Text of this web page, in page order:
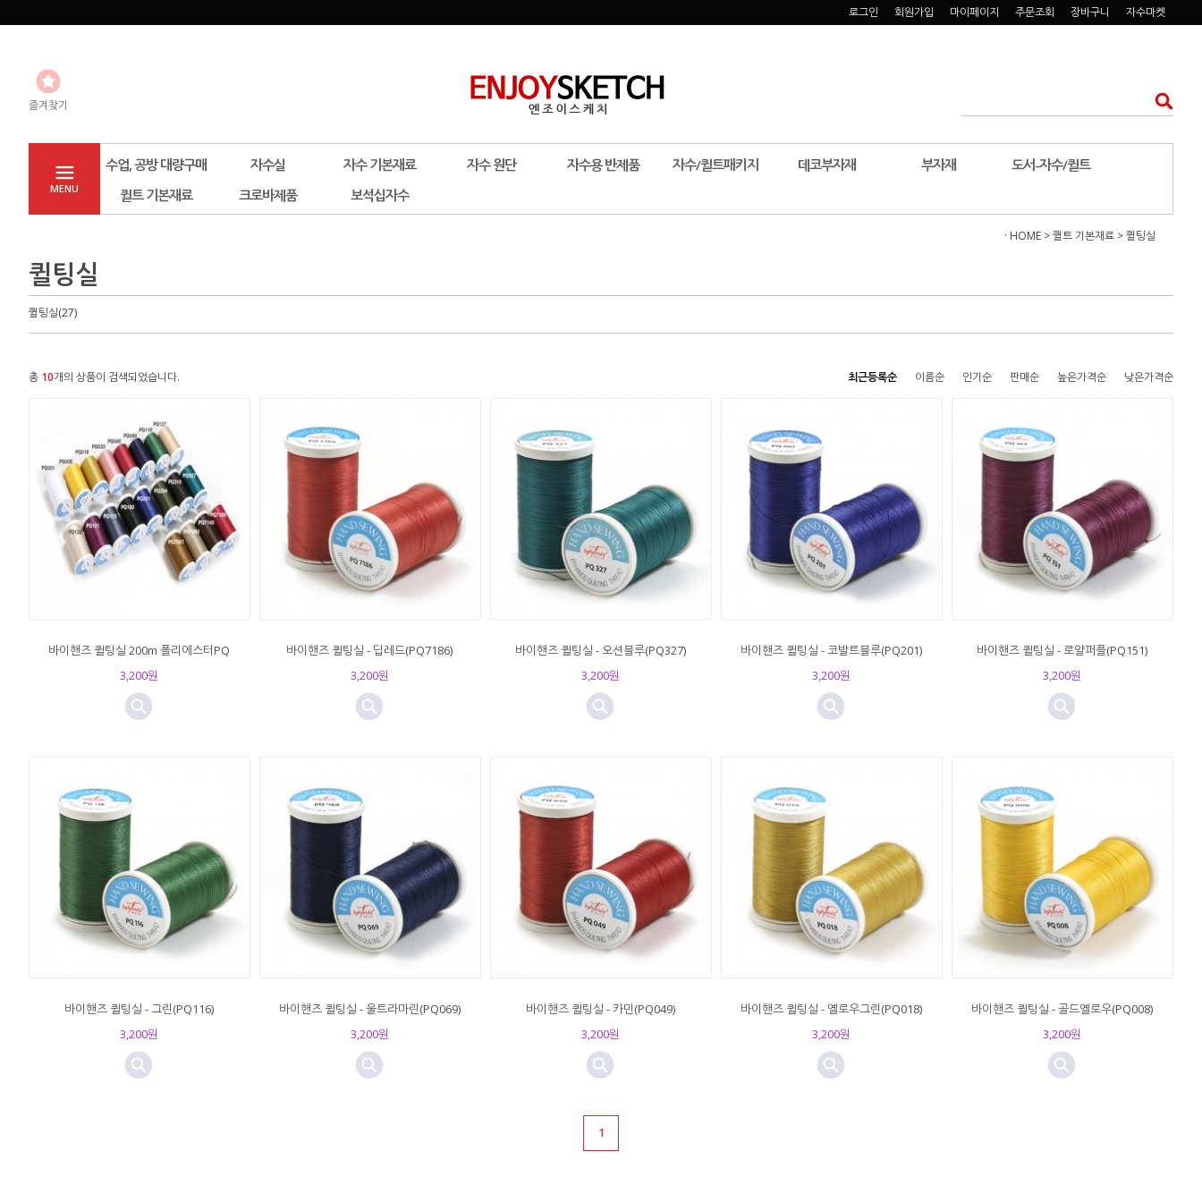
로그인 회원가입 마이페이지 주문조회 장바구니 자수마켓
즐겨찾기
MENU
수업, 공방 대량구매 자수실 자수 기본재료 자수 원단 자수용 반제품 자수/퀼트패키지 데코부자재 부자재
도서-자수/퀼트
퀼트 기본재료
크로바제품 보석십자수
· HOME >퀼트 기본재료 >퀼팅실
퀼팅실
퀼팅실(27)
총 10개의 상품이 검색되었습니다. 최근등록순 이름순 인기순 판매순 높은가격순 낮은가격순
바이핸즈 퀼팅실 200m 폴리에스터PQ
3,200원
바이핸즈 퀼팅실 - 딥레드(PQ7186)
3,200원
바이핸즈 퀼팅실 - 오션블루(PQ327)
3,200원
바이핸즈 퀼팅실 - 코발트블루(PQ201)
3,200원
바이핸즈 퀼팅실 - 로얄퍼플(PQ151)
3,200원
바이핸즈 퀼팅실 - 그린(PQ116)
3,200원
바이핸즈 퀼팅실 - 울트라마린(PQ069)
3,200원
바이핸즈 퀼팅실 - 카민(PQ049)
3,200원
바이핸즈 퀼팅실 - 옐로우그린(PQ018)
3,200원
바이핸즈 퀼팅실 - 골드옐로우(PQ008)
3,200원
1